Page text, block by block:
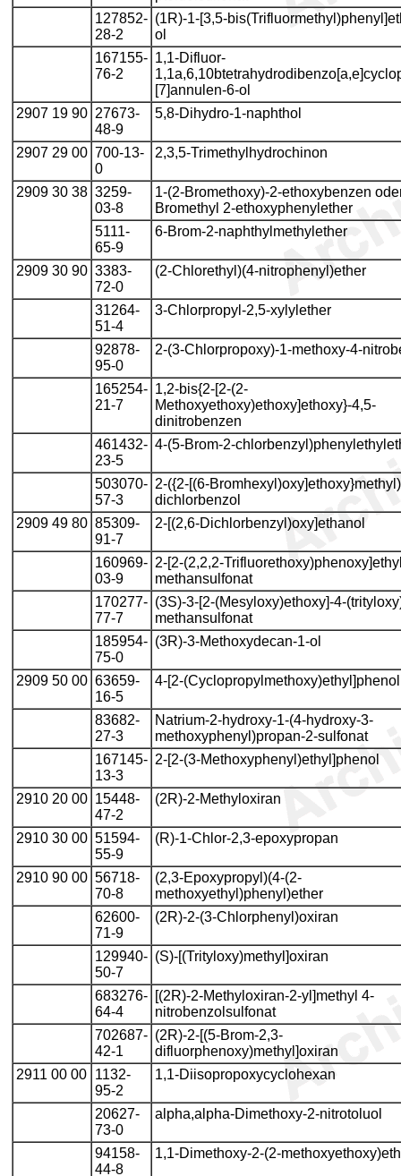
127852-
28-2
(1R)-1-[3,5-
ol
167155-
76-2
1,1-Difluor-
[7]annulen-6-ol
2907 19 90 27673-
48-9
5,8-Dihydro-1-naphthol
2907 29 00 700-13-
0
2,3,5-Trimethylhydrochinon
2909 30 38 3259-
03-8
1-(2-Bromethoxy)-2-ethoxybenzen
Bromethyl 2-ethoxyphenylether
5111-
65-9
6-Brom-2-naphthylmethylether
2909 30 90 3383-
72-0
(2-Chlorethyl)(4-nitrophenyl)ether
31264-
51-4
3-Chlorpropyl-2,5-xylylether
92878-
95-0
2-(3-Chlorpropoxy)-1-methoxy-4-
165254-
21-7
1,2-bis{2-[2-(2-
Methoxyethoxy)ethoxy]ethoxy}-4,5-
dinitrobenzen
461432-
23-5
4-(5-Brom-2-
503070-
57-3
2-({2-[(6-
dichlorbenzol
2909 49 80 85309-
91-7
2-[(2,6-Dichlorbenzyl)oxy]ethanol
160969-
03-9
2-[2-(2,2,2-
methansulfonat
170277-
77-7
(3S)-3-[2-(Mesyloxy)ethoxy]-4-
methansulfonat
185954-
75-0
(3R)-3-Methoxydecan-1-ol
2909 50 00 63659-
16-5
4-[2-(Cyclopropylmethoxy)ethyl]phenol
83682-
27-3
Natrium-2-hydroxy-1-(4-hydroxy-3-
methoxyphenyl)propan-2-sulfonat
167145-
13-3
2-[2-(3-Methoxyphenyl)ethyl]phenol
2910 20 00 15448-
47-2
(2R)-2-Methyloxiran
2910 30 00 51594-
55-9
(R)-1-Chlor-2,3-epoxypropan
2910 90 00 56718-
70-8
(2,3-Epoxypropyl)(4-(2-
methoxyethyl)phenyl)ether
62600-
71-9
(2R)-2-(3-Chlorphenyl)oxiran
129940-
50-7
(S)-[(Trityloxy)methyl]oxiran
683276-
64-4
[(2R)-2-Methyloxiran-2-yl]methyl 4-
nitrobenzolsulfonat
702687-
42-1
(2R)-2-[(5-Brom-2,3-
difluorphenoxy)methyl]oxiran
2911 00 00 1132-
95-2
1,1-Diisopropoxycyclohexan
20627-
73-0
alpha,alpha-Dimethoxy-2-nitrotoluol
94158-
44-8
1,1-Dimethoxy-2-(2-